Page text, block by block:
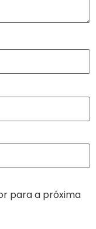
para a próxima